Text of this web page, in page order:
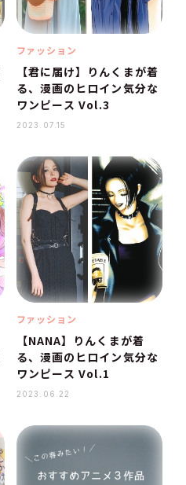
ファッション
【君に届け】りんくまが着
る、漫画のヒロイン気分な
ワンピース Vol.3
2023.07.15
ファッション
【NANA】りんくまが着
る、漫画のヒロイン気分な
ワンピース Vol.1
2023.06.22